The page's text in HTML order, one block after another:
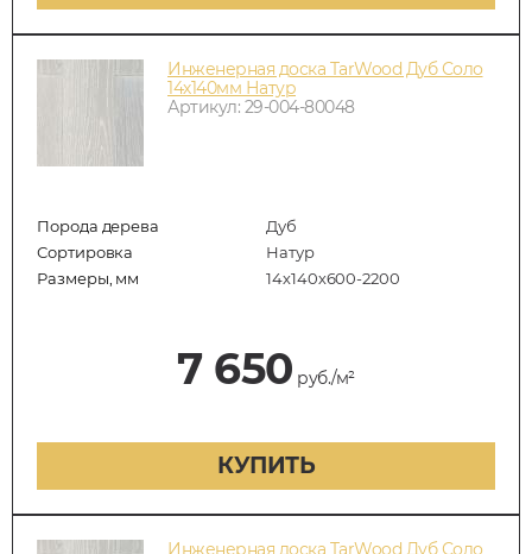
Инженерная доска TarWood Дуб Соло
14х140мм Натур
Артикул: 29-004-80048
Порода дерева
Дуб
Сортировка
Натур
Размеры, мм
14х140х600-2200
7 650 руб./м²
КУПИТЬ
Инженерная доска TarWood Дуб Соло